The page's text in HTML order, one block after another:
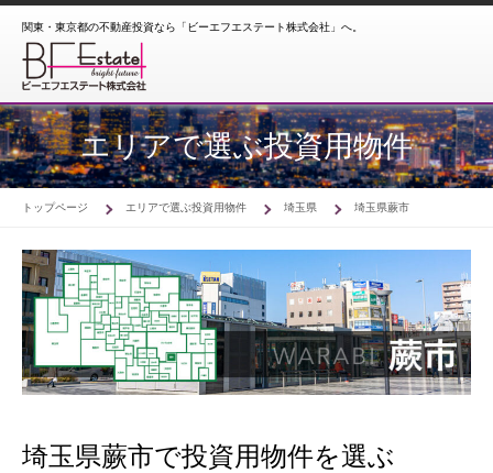
関東・東京都の不動産投資なら「ビーエフエステート株式会社」へ。
エリアで選ぶ投資用物件
トップページ エリアで選ぶ投資用物件 埼玉県 埼玉県蕨市
埼玉県蕨市で投資用物件を選ぶ